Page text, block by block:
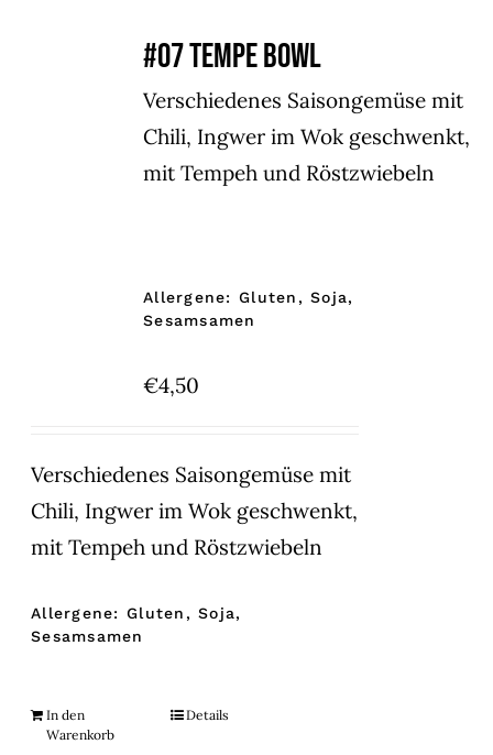
#07 TEMPE BOWL
Verschiedenes Saisongemüse mit
Chili, Ingwer im Wok geschwenkt,
mit Tempeh und Röstzwiebeln
Allergene: Gluten, Soja,
Sesamsamen
€4,50
Verschiedenes Saisongemüse mit
Chili, Ingwer im Wok geschwenkt,
mit Tempeh und Röstzwiebeln
Allergene: Gluten, Soja,
Sesamsamen
In den
Warenkorb
Details